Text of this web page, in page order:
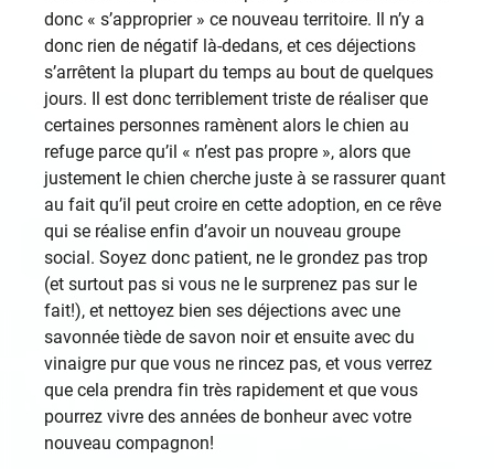
donc « s’approprier » ce nouveau territoire. Il n’y a
donc rien de négatif là-dedans, et ces déjections
s’arrêtent la plupart du temps au bout de quelques
jours. Il est donc terriblement triste de réaliser que
certaines personnes ramènent alors le chien au
refuge parce qu’il « n’est pas propre », alors que
justement le chien cherche juste à se rassurer quant
au fait qu’il peut croire en cette adoption, en ce rêve
qui se réalise enfin d’avoir un nouveau groupe
social. Soyez donc patient, ne le grondez pas trop
(et surtout pas si vous ne le surprenez pas sur le
fait!), et nettoyez bien ses déjections avec une
savonnée tiède de savon noir et ensuite avec du
vinaigre pur que vous ne rincez pas, et vous verrez
que cela prendra fin très rapidement et que vous
pourrez vivre des années de bonheur avec votre
nouveau compagnon!